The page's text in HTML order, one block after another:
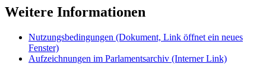
Weitere Informationen
Nutzungsbedingungen (Dokument, Link öffnet ein neues
Fenster)
Aufzeichnungen im Parlamentsarchiv (Interner Link)